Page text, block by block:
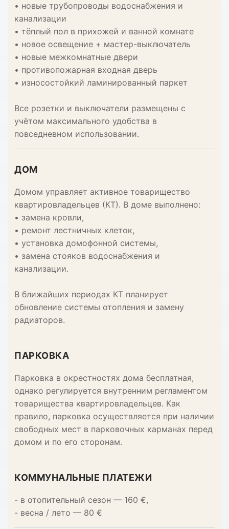
• новые трубопроводы водоснабжения и
канализации
• тёплый пол в прихожей и ванной комнате
• новое освещение + мастер-выключатель
• новые межкомнатные двери
• противопожарная входная дверь
• износостойкий ламинированный паркет
Все розетки и выключатели размещены с
учётом максимального удобства в
повседневном использовании.
ДОМ
Домом управляет активное товарищество
квартировладельцев (КТ). В доме выполнено:
• замена кровли,
• ремонт лестничных клеток,
• установка домофонной системы,
• замена стояков водоснабжения и
канализации.
В ближайших периодах КТ планирует
обновление системы отопления и замену
радиаторов.
ПАРКОВКА
Парковка в окрестностях дома бесплатная,
однако регулируется внутренним регламентом
товарищества квартировладельцев. Как
правило, парковка осуществляется при наличии
свободных мест в парковочных карманах перед
домом и по его сторонам.
КОММУНАЛЬНЫЕ ПЛАТЕЖИ
- в отопительный сезон — 160 €,
- весна / лето — 80 €